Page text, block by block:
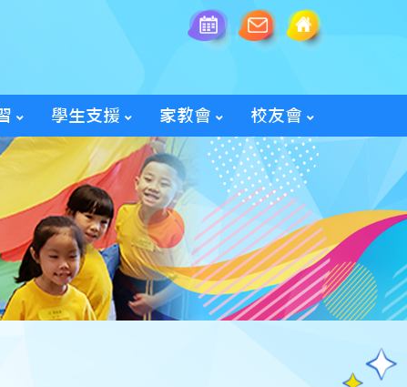
學生支援 家教會 校友會